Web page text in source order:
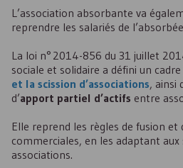
L’association absorbante va
reprendre les salariés de
La loi n° 2014-856 du 31 juillet
sociale et solidaire a défini un
et la scission d’associations, ainsi
d’apport partiel d’actifs entre
Elle reprend les règles de fusion et
commerciales, en les adaptant aux
associations.